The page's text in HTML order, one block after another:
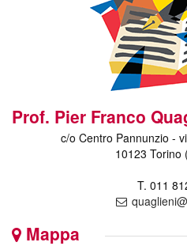
Prof. Pier Franco
c/o Centro Pannunzio -
10123 Torino
T. 011
Mappa